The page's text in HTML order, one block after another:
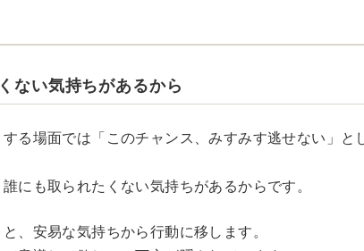
ない気持ちがあるから
る場面では「このチャンス、みすみす逃せない」と
にも取られたくない気持ちがあるからです。
、安易な気持ちから行動に移します。